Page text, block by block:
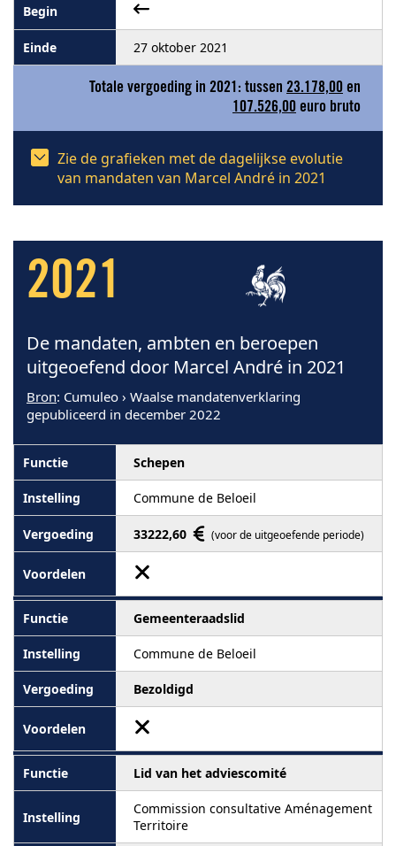
27 oktober 2021
Totale vergoeding in 2021: tussen 23.178,00 en
107.526,00 euro bruto
Zie de grafieken met de dagelijkse evolutie
van mandaten van Marcel André in 2021
2021
De mandaten, ambten en beroepen
uitgeoefend door Marcel André in 2021
Bron: Cumuleo › Waalse mandatenverklaring
gepubliceerd in december 2022
Schepen
Commune de Beloeil
33222,60 (voor de uitgeoefende periode)
Gemeenteraadslid
Commune de Beloeil
Bezoldigd
Lid van het adviescomité
Commission consultative Aménagement
Territoire